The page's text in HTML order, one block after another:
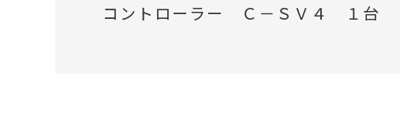
コントローラー Ｃ－ＳＶ４ １台